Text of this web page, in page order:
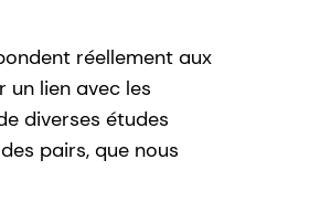
réellement aux
lien avec les
diverses études
pairs, que nous